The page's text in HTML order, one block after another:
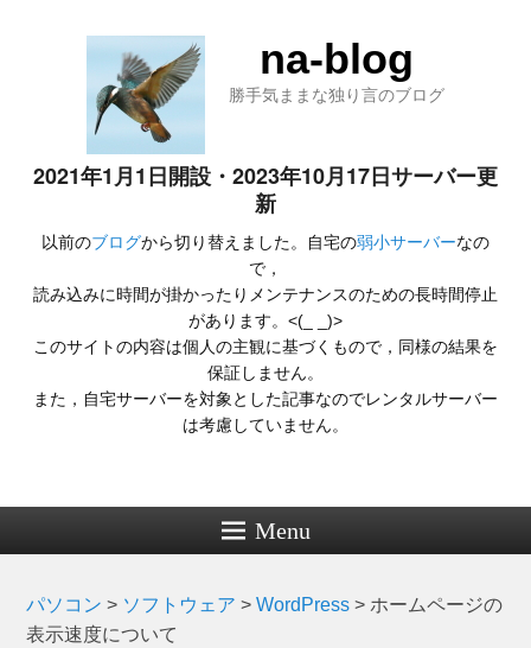
na-blog
勝手気ままな独り言のブログ
2021年1月1日開設・2023年10月17日サーバー更
新
以前のブログから切り替えました。自宅の弱小サーバーなの
で，
読み込みに時間が掛かったりメンテナンスのための長時間停止
があります。<(_ _)>
このサイトの内容は個人の主観に基づくもので，同様の結果を
保証しません。
また，自宅サーバーを対象とした記事なのでレンタルサーバー
は考慮していません。
Menu
パソコン > ソフトウェア >WordPress > ホームページの
表示速度について